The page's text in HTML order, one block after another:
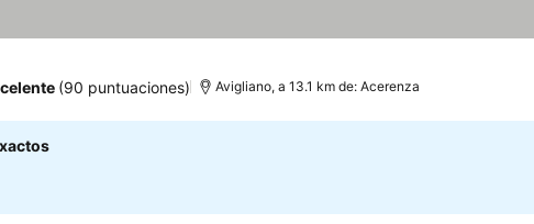
(90 puntuaciones) Avigliano, a 13.1 km de: Acerenza